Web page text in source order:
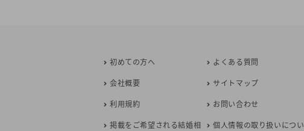
初めての方へ よくある質問
会社概要 サイトマップ
利用規約 お問い合わせ
掲載をご希望される結婚相
個人情報の取り扱いについ